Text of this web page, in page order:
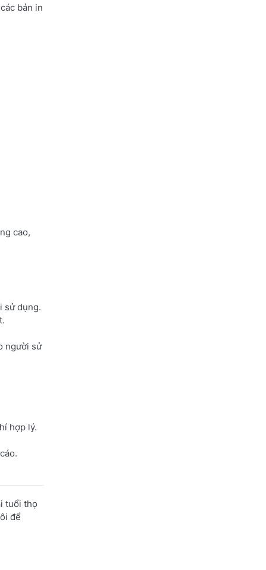
bản in
cao,
sử dụng.
người sử
hợp lý.
tuổi thọ
để